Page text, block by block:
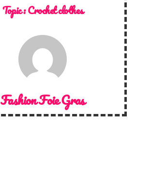
Topic :Crochet clothes
Fashion Foie Gras